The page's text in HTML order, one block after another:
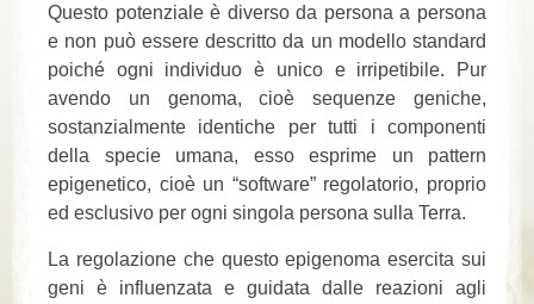
Questo potenziale è diverso da persona a persona
e non può essere descritto da un modello standard
poiché ogni individuo è unico e irripetibile. Pur
avendo un genoma, cioè sequenze geniche,
sostanzialmente identiche per tutti i componenti
della specie umana, esso esprime un pattern
epigenetico, cioè un “software” regolatorio, proprio
ed esclusivo per ogni singola persona sulla Terra.
La regolazione che questo epigenoma esercita sui
geni è influenzata e guidata dalle reazioni agli